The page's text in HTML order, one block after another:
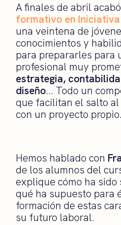
A finales de abril
formativo en
una veintena de
conocimientos y
para prepararles para
profesional muy
estrategia,
diseño… Todo un
que facilitan el salto
con un proyecto propio.
Hemos hablado con
de los alumnos del
explique cómo ha sido
qué ha supuesto para
formación de estas
su futuro laboral.